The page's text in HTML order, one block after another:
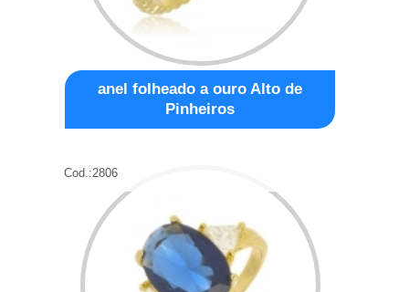
anel folheado a ouro Alto de
Pinheiros
Cod.:2806